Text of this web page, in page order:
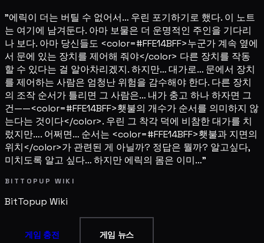
"에릭이 더는 버틸 수 없어서… 우린 포기하기로 했다. 이 노트
는 여기에 남겨둔다. 아마 보물은 더 운명적인 주인을 기다리
나 보다. 아마 당신들도 <color=#FFE14BFF>누군가 계속 옆에
서 문에 있는 장치를 제어해 줘야</color> 다른 장치를 작동
할 수 있다는 걸 알아차리겠지. 하지만… 대가로… 문에서 장치
를 제어하는 사람은 엄청난 위험을 감수해야 한다. 다른 장치
의 조작 순서가 틀리면 그 사람은… 내가 충고 하나 하자면 그
건——<color=#FFE14BFF>횃불의 개수가 순서를 의미하지 않
는다는 것이다</color>. 우린 그 착각 덕에 비참한 대가를 치
렀지만…. 어쩌면… 순서는 <color=#FFE14BFF>횃불과 지면의
위치</color>가 관련된 게 아닐까? 정답은 뭘까? 알고싶다,
미치도록 알고 싶다… 하지만 에릭의 몸은 이미…"
BITTOPUP WIKI
BitTopup Wiki
게임 충전 게임 뉴스